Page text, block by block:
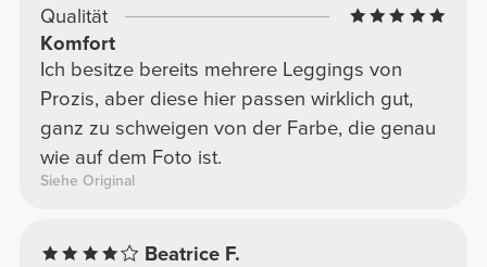
Qualität
Komfort
Ich besitze bereits mehrere Leggings von
Prozis, aber diese hier passen wirklich gut,
ganz zu schweigen von der Farbe, die genau
wie auf dem Foto ist.
Siehe Original
Beatrice F.